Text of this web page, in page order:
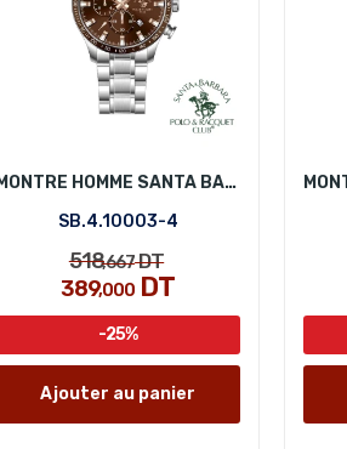
MONTRE HOMME SANTA BARBARA POLO SB.4.10003-4
SB.4.10003-4
518,667DT
389,000 DT
-25%
Ajouter au panier